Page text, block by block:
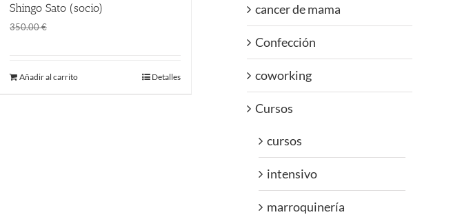
Shingo Sato (socio)
350.00€
era:
Añadir al carrito Detalles
cancer de mama
Confección
coworking
Cursos
cursos
intensivo
marroquinería